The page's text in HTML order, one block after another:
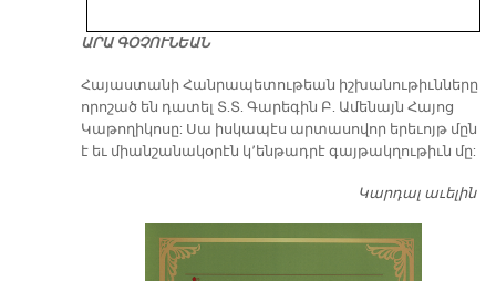
ԱՐԱ ԳՕՉՈՒՆԵԱՆ
​Հայաստանի Հանրապետութեան իշխանութիւնները
որոշած են դատել Տ.Տ. Գարեգին Բ. Ամենայն Հայոց
Կաթողիկոսը: Սա իսկապէս արտասովոր երեւոյթ մըն
է եւ միանշանակօրէն կ՚ենթադրէ գայթակղութիւն մը:
Կարդալ աւելին